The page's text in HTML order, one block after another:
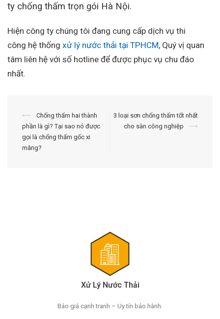
ty chống thấm trọn gói Hà Nội.
Hiện công ty chúng tôi đang cung cấp dịch vụ thi
công hệ thống xử lý nước thải tại TPHCM, Quý vị quan
tâm liên hệ với số hotline để được phục vụ chu đáo
nhất.
Điều
hướng
bài
⟵
Chống thấm hai thành
phần là gì? Tại sao nó được
gọi là chống thấm gốc xi
măng?
3 loại sơn chống thấm tốt nhất
cho sàn công nghiệp
⟶
Xử Lý Nước Thải
Báo giá cạnh tranh – Uy tín bảo hành.